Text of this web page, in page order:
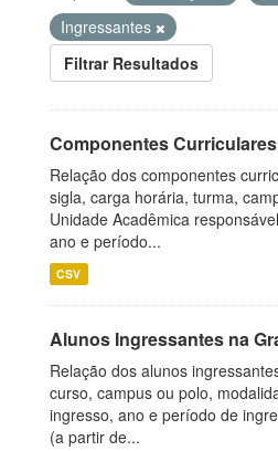
Ingressantes
Filtrar Resultados
Componentes Curriculares
Relação dos componentes
sigla, carga horária, turma,
Unidade Acadêmica
ano e período...
CSV
Alunos Ingressantes na
Relação dos alunos
curso, campus ou polo,
ingresso, ano e período de
(a partir de...